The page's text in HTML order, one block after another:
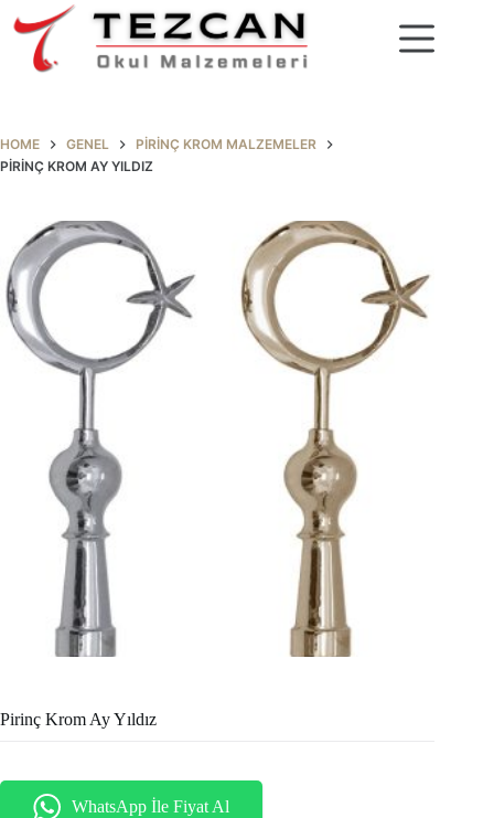
content
HOME GENEL
PIRINÇ KROM MALZEMELER
PIRINÇ KROM AY YILDIZ
Pirinç Krom Ay Yıldız
WhatsApp İle Fiyat Al